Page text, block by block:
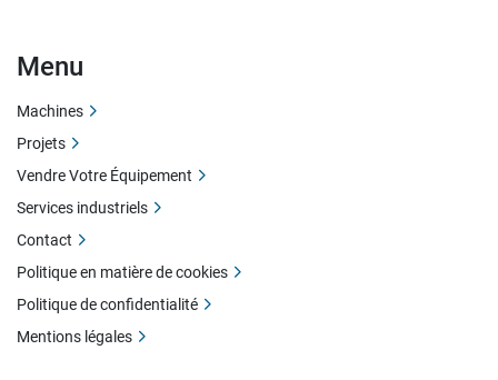
Menu
Machines
Projets
Vendre Votre Équipement
Services industriels
Contact
Politique en matière de cookies
Politique de confidentialité
Mentions légales